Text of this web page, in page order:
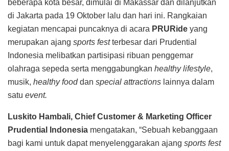
beberapa kota besar, dimulai di Makassar dan dilanjutkan
di Jakarta pada 19 Oktober lalu dan hari ini. Rangkaian
kegiatan mencapai puncaknya di acara PRURide yang
merupakan ajang sports festterbesar dari Prudential
Indonesia melibatkan partisipasi ribuan penggemar
olahraga sepeda serta menggabungkan healthy lifestyle,
musik, healthy fooddan special attractions lainnya dalam
satu event.
Luskito Hambali, Chief Customer & Marketing Officer
Prudential Indonesia mengatakan, “Sebuah kebanggaan
bagi kami untuk dapat menyelenggarakan ajang sports fest